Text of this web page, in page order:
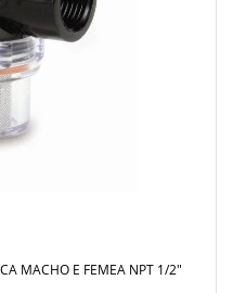
MACHO E FEMEA NPT 1/2"